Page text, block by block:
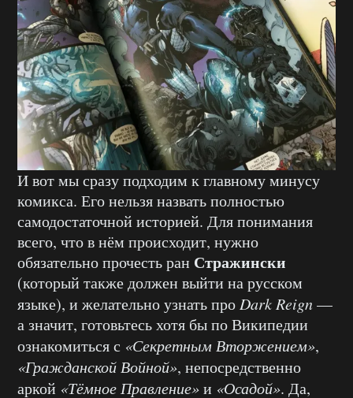
И вот мы сразу подходим к главному минусу
комикса. Его нельзя назвать полностью
самодостаточной историей. Для понимания
всего, что в нём происходит, нужно
обязательно прочесть ран Стражински
(который также должен выйти на русском
языке), и желательно узнать про Dark Reign—
а значит, готовьтесь хотя бы по Википедии
ознакомиться с «Секретным Вторжением»,
«Гражданской Войной», непосредственно
аркой «Тёмное Правление»и «Осадой». Да,